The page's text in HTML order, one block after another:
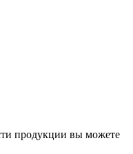
продукции вы можете